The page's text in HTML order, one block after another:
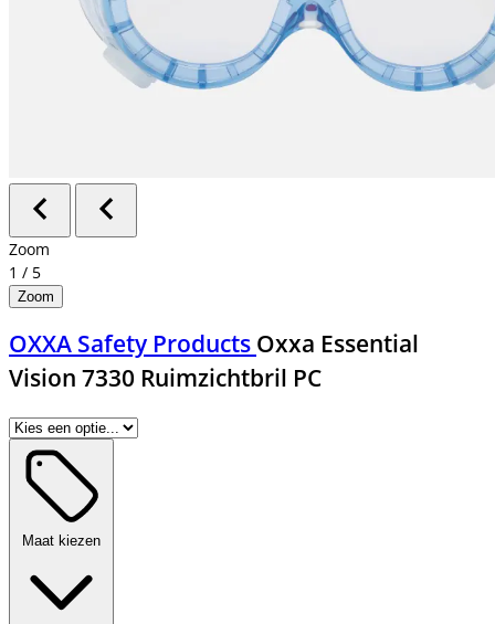
Zoom
1 / 5
Zoom
OXXA Safety Products Oxxa Essential
Vision 7330 Ruimzichtbril PC
Maat kiezen